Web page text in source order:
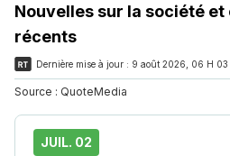
Nouvelles sur la société
récents
Dernière mise à jour : 9 août 2026, 06 H 03
Source : QuoteMedia
JUIL. 02